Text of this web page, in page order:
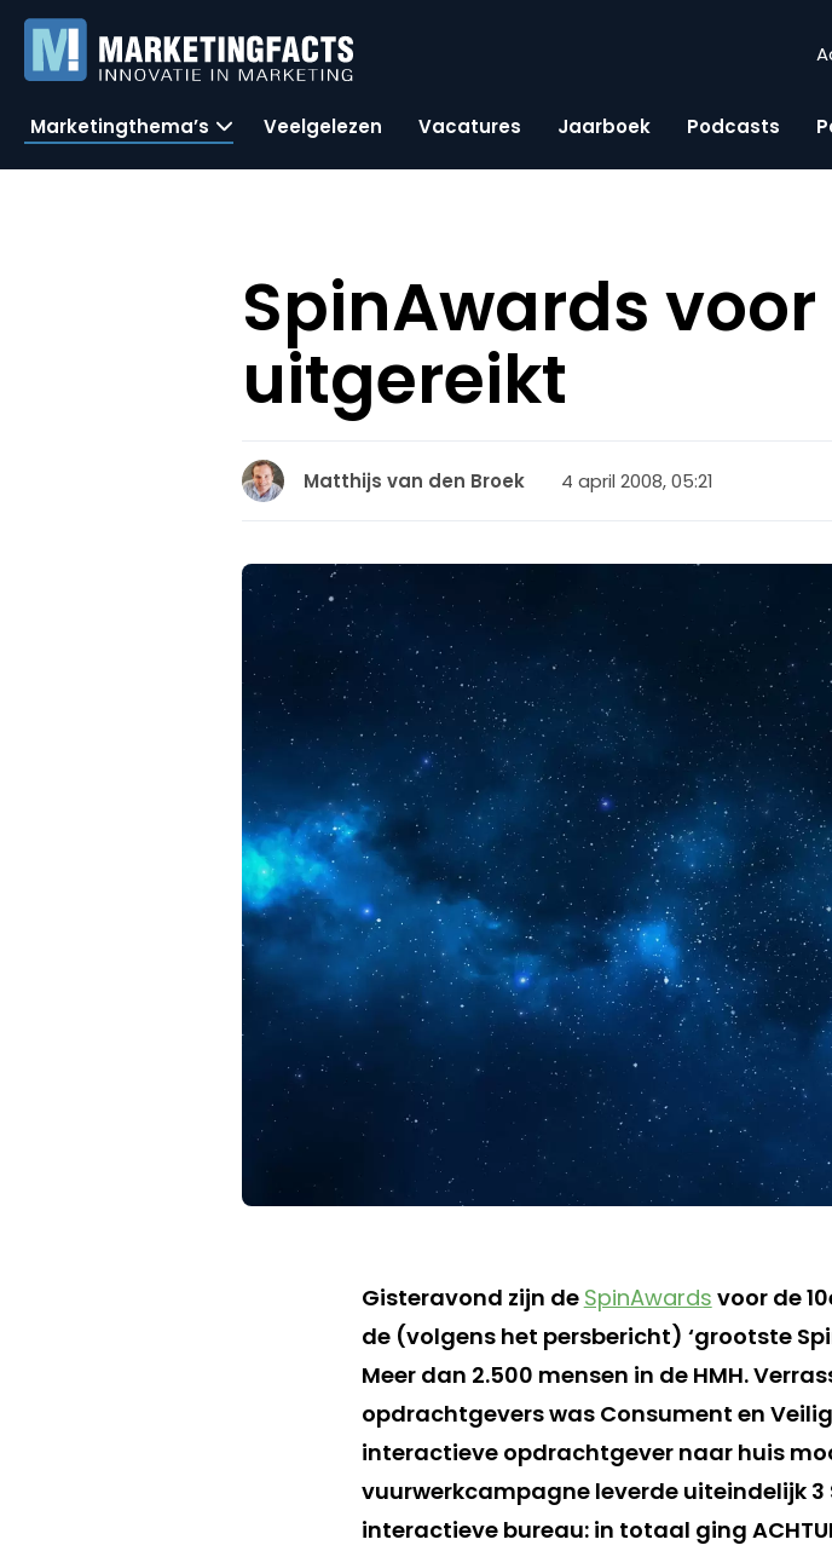
Marketingthema’s Veelgelezen Vacatures Jaarboek Podcasts
SpinAwards
uitgereikt
Matthijs van den Broek 4 april 2008, 05:21
Gisteravond zijn de SpinAwards voor de
de (volgens het persbericht) ‘grootste
Meer dan 2.500 mensen in de HMH.
opdrachtgevers was Consument en
interactieve opdrachtgever naar huis
vuurwerkcampagne leverde uiteindelijk 3
interactieve bureau: in totaal ging